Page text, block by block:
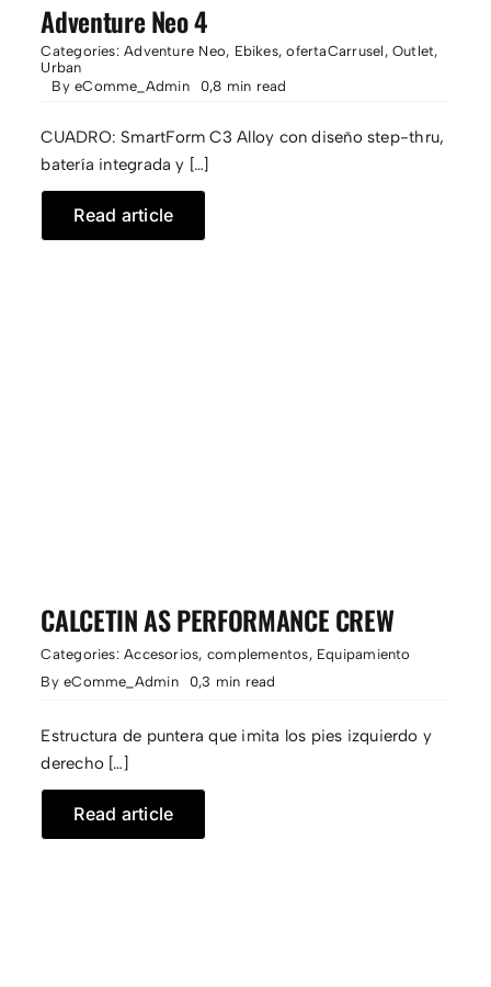
Adventure Neo 4
Categories:Adventure Neo, Ebikes,ofertaCarrusel , Outlet,
Urban
ByeComme_Admin 0,8 min read
CUADRO: SmartForm C3 Alloy con diseño step-thru,
batería integrada y […]
Read article
CALCETIN AS PERFORMANCE CREW
Categories:Accesorios, complementos, Equipamiento
ByeComme_Admin 0,3 min read
Estructura de puntera que imita los pies izquierdo y
derecho […]
Read article